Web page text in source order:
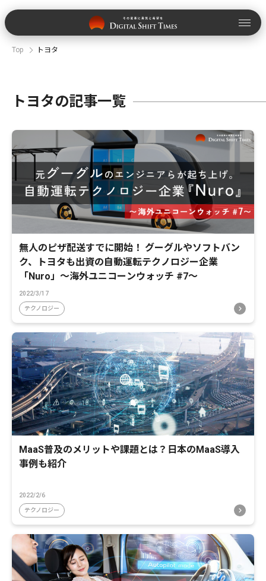
Top トヨタ
トヨタの記事一覧
無人のピザ配送すでに開始！ グーグルやソフトバン
ク、トヨタも出資の自動運転テクノロジー企業
「Nuro」〜海外ユニコーンウォッチ #7〜
2022/3/17
テクノロジー
MaaS普及のメリットや課題とは？日本のMaaS導入
事例も紹介
2022/2/6
テクノロジー